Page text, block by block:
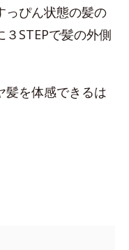
っぴん状態の髪の
STEPで髪の外側
髪を体感できるは